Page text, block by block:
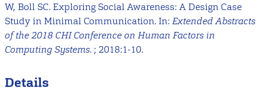
W, Boll SC. Exploring Social Awareness: A Design Case
Study in Minimal Communication. In: Extended Abstracts
of the 2018 CHI Conference on Human Factors in
Computing Systems. ; 2018:1-10.
Details